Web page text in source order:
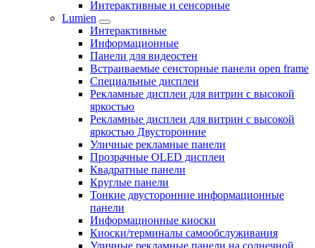
Интерактивные и сенсорные
Lumien
Интерактивные
Информационные
Панели для видеостен
Встраиваемые сенсторные панели open frame
Специальные дисплеи
Рекламные дисплеи для витрин с высокой
яркостью
Рекламные дисплеи для витрин с высокой
яркостью Двусторонние
Уличные рекламные панели
Прозрачные OLED дисплеи
Квадратные панели
Круглые панели
Тонкие двусторонние информационные
панели
Информационные киоски
Киоски/терминалы самообслуживания
Уличные рекламные панели на солнечной